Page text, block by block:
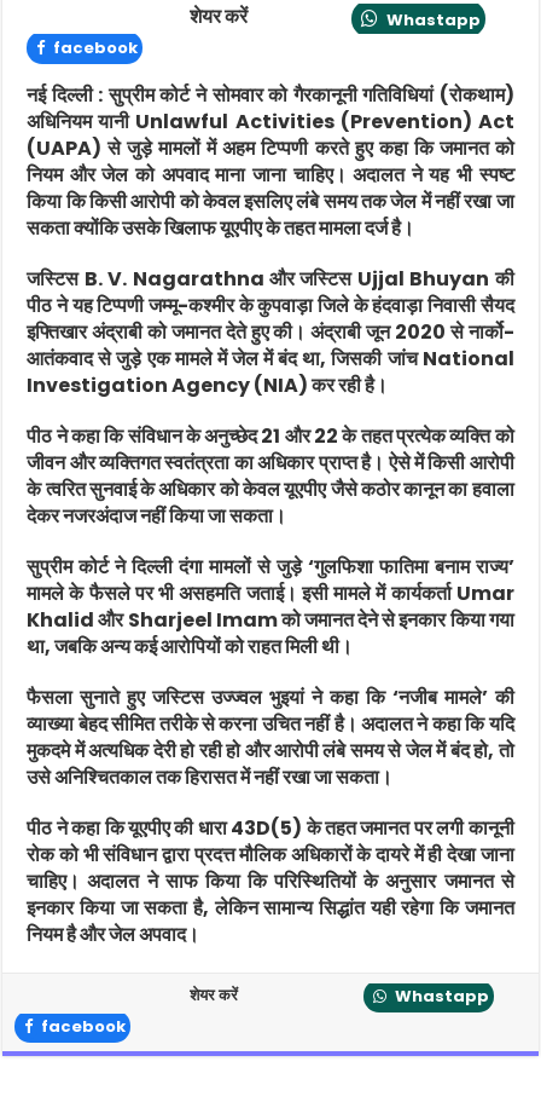
शेयर करें
Whastapp
facebook
नई दिल्ली :सुप्रीम कोर्ट ने सोमवार को गैरकानूनी गतिविधियां (रोकथाम)
अधिनियम यानी Unlawful Activities (Prevention) Act
(UAPA) से जुड़े मामलों में अहम टिप्पणी करते हुए कहा कि जमानत को
नियम और जेल को अपवाद माना जाना चाहिए। अदालत ने यह भी स्पष्ट
किया कि किसी आरोपी को केवल इसलिए लंबे समय तक जेल में नहीं रखा जा
सकता क्योंकि उसके खिलाफ यूएपीए के तहत मामला दर्ज है।
जस्टिस B. V. Nagarathna और जस्टिस Ujjal Bhuyan की
पीठ ने यह टिप्पणी जम्मू-कश्मीर के कुपवाड़ा जिले के हंदवाड़ा निवासी सैयद
इफ्तिखार अंद्राबी को जमानत देते हुए की। अंद्राबी जून 2020 से नार्को-
आतंकवाद से जुड़े एक मामले में जेल में बंद था, जिसकी जांचNational
Investigation Agency(NIA) कर रही है।
पीठ ने कहा कि संविधान के अनुच्छेद 21 और 22 के तहत प्रत्येक व्यक्ति को
जीवन और व्यक्तिगत स्वतंत्रता का अधिकार प्राप्त है। ऐसे में किसी आरोपी
के त्वरित सुनवाई के अधिकार को केवल यूएपीए जैसे कठोर कानून का हवाला
देकर नजरअंदाज नहीं किया जा सकता।
सुप्रीम कोर्ट ने दिल्ली दंगा मामलों से जुड़े ‘गुलफिशा फातिमा बनाम राज्य’
मामले के फैसले पर भी असहमति जताई। इसी मामले में कार्यकर्ताUmar
KhalidऔरSharjeel Imamको जमानत देने से इनकार किया गया
था, जबकि अन्य कई आरोपियों को राहत मिली थी।
फैसला सुनाते हुए जस्टिस उज्ज्वल भुइयां ने कहा कि ‘नजीब मामले’ की
व्याख्या बेहद सीमित तरीके से करना उचित नहीं है। अदालत ने कहा कि यदि
मुकदमे में अत्यधिक देरी हो रही हो और आरोपी लंबे समय से जेल में बंद हो, तो
उसे अनिश्चितकाल तक हिरासत में नहीं रखा जा सकता।
पीठ ने कहा कि यूएपीए की धारा 43D(5) के तहत जमानत पर लगी कानूनी
रोक को भी संविधान द्वारा प्रदत्त मौलिक अधिकारों के दायरे में ही देखा जाना
चाहिए। अदालत ने साफ किया कि परिस्थितियों के अनुसार जमानत से
इनकार किया जा सकता है, लेकिन सामान्य सिद्धांत यही रहेगा कि जमानत
नियम है और जेल अपवाद।
शेयर करें
Whastapp
facebook